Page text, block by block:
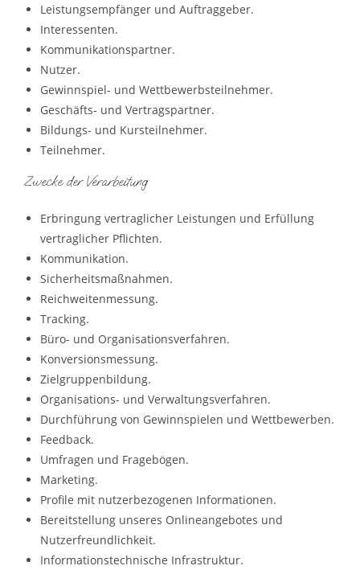
Leistungsempfänger und Auftraggeber.
Interessenten.
Kommunikationspartner.
Nutzer.
Gewinnspiel- und Wettbewerbsteilnehmer.
Geschäfts- und Vertragspartner.
Bildungs- und Kursteilnehmer.
Teilnehmer.
Zwecke der Verarbeitung
Erbringung vertraglicher Leistungen und Erfüllung
vertraglicher Pflichten.
Kommunikation.
Sicherheitsmaßnahmen.
Reichweitenmessung.
Tracking.
Büro- und Organisationsverfahren.
Konversionsmessung.
Zielgruppenbildung.
Organisations- und Verwaltungsverfahren.
Durchführung von Gewinnspielen und Wettbewerben.
Feedback.
Umfragen und Fragebögen.
Marketing.
Profile mit nutzerbezogenen Informationen.
Bereitstellung unseres Onlineangebotes und
Nutzerfreundlichkeit.
Informationstechnische Infrastruktur.